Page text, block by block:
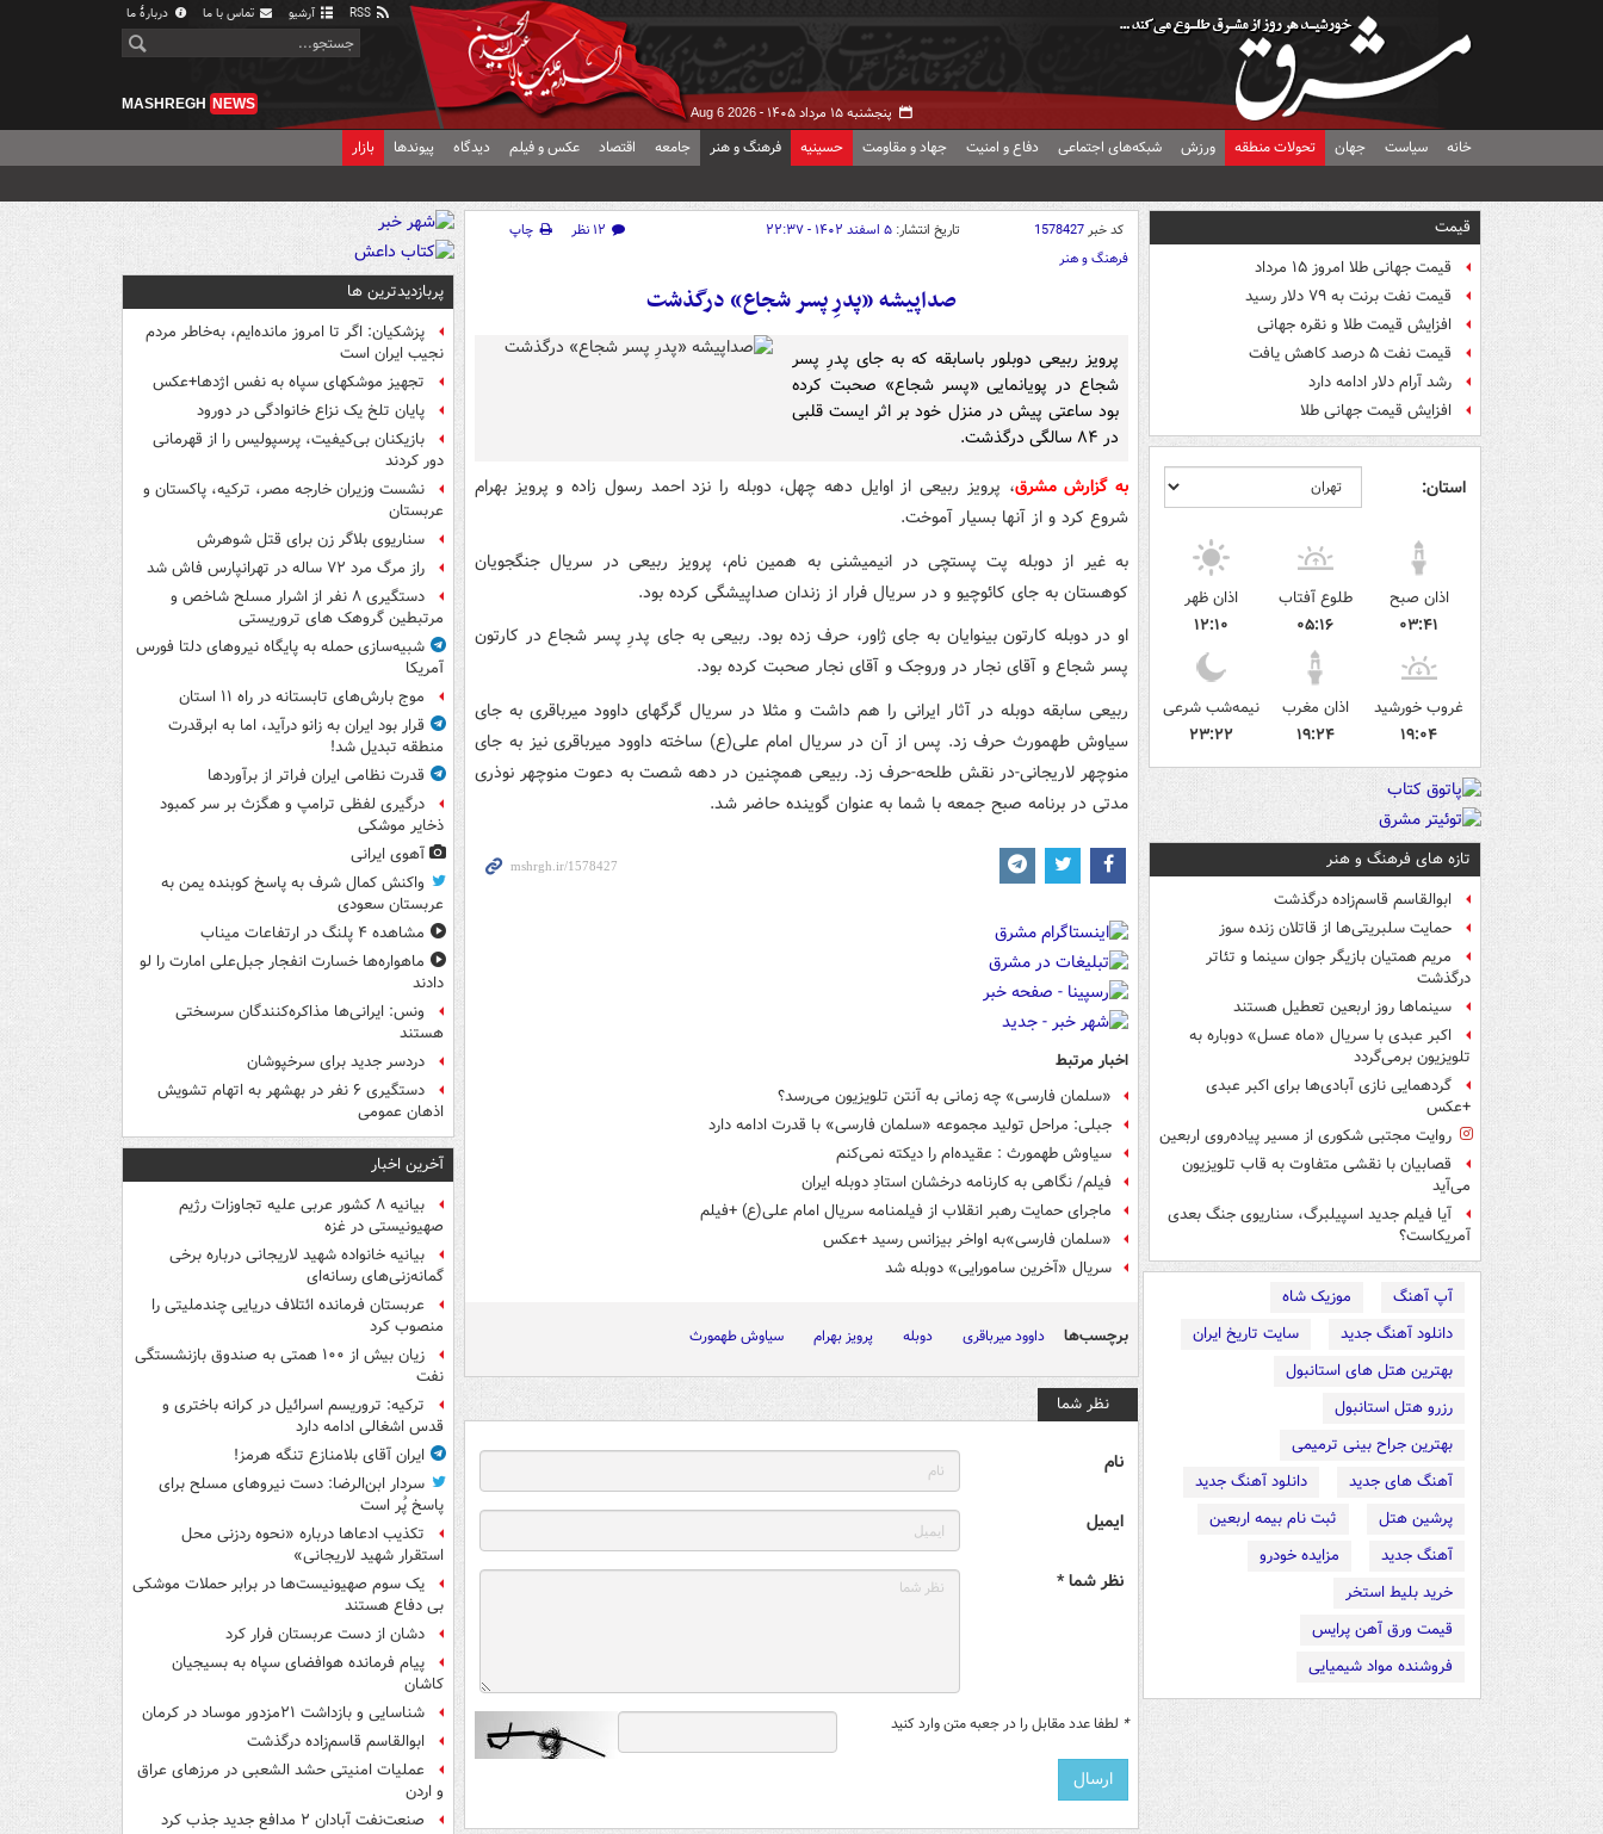
آرشیو تماس با ما دربارهٔ ما
پنجشنبه ۱۵ مرداد ۱۴۰۵ - Aug 6 2026
MASHREGH NEWS
خانه سیاست جهان تحولات منطقه ورزش شبکه‌های اجتماعی دفاع و امنیت جهاد و مقاومت حسینیه فرهنگ و هنر جامعه اقتصاد عکس و فیلم دیدگاه پیوندها بازار
قیمت
قیمت جهانی طلا امروز ۱۵ مرداد
قیمت نفت برنت به ۷۹ دلار رسید
افزایش قیمت طلا و نقره جهانی
قیمت نفت ۵ درصد کاهش یافت
رشد آرام دلار ادامه دارد
افزایش قیمت جهانی طلا
استان:
اذان صبح
۰۳:۴۱
طلوع آفتاب
۰۵:۱۶
اذان ظهر
۱۲:۱۰
غروب خورشید
۱۹:۰۴
اذان مغرب
۱۹:۲۴
نیمه‌شب شرعی
۲۳:۲۲
تازه های فرهنگ و هنر
ابوالقاسم قاسم‌زاده درگذشت
حمایت سلبریتی‌ها از قاتلان زنده سوز
مریم همتیان بازیگر جوان سینما و تئاتر
درگذشت
سینماها روز اربعین تعطیل هستند
اکبر عبدی با سریال «ماه عسل» دوباره به
تلویزیون برمی‌گردد
گردهمایی نازی آبادی‌ها برای اکبر عبدی
+عکس
روایت مجتبی شکوری از مسیر پیاده‌روی اربعین
قصابیان با نقشی متفاوت به قاب تلویزیون
می‌آید
آیا فیلم جدید اسپیلبرگ، سناریوی جنگ بعدی
آمریکاست؟
آپ آهنگ
موزیک شاه
دانلود آهنگ جدید
سایت تاریخ ایران
بهترین هتل های استانبول
رزرو هتل استانبول
بهترین جراح بینی ترمیمی
آهنگ های جدید
دانلود آهنگ جدید
پرشین هتل
ثبت نام بیمه اربعین
آهنگ جدید
مزایده خودرو
خرید بلیط استخر
قیمت ورق آهن پرایس
فروشنده مواد شیمیایی
کد خبر1578427 تاریخ انتشار: ۵ اسفند ۱۴۰۲ - ۲۲:۳۷ ۱۲ نظر
چاپ
فرهنگ و هنر
صداپیشه «پدرِ پسر شجاع» درگذشت
پرویز ربیعی دوبلور باسابقه که به جای پدرِ پسر
شجاع در پویانمایی «پسر شجاع» صحبت کرده
بود ساعتی پیش در منزل خود بر اثر ایست قلبی
در ۸۴ سالگی درگذشت.
به گزارش مشرق، پرویز ربیعی از اوایل دهه چهل، دوبله را نزد احمد رسول زاده و پرویز بهرام
شروع کرد و از آنها بسیار آموخت.
به غیر از دوبله پت پستچی در انیمیشنی به همین نام، پرویز ربیعی در سریال جنگجویان
کوهستان به جای کائوچیو و در سریال فرار از زندان صداپیشگی کرده بود.
او در دوبله کارتون بینوایان به جای ژاور، حرف زده بود. ربیعی به جای پدرِ پسر شجاع در کارتون
پسر شجاع و آقای نجار در وروجک و آقای نجار صحبت کرده بود.
ربیعی سابقه دوبله در آثار ایرانی را هم داشت و مثلا در سریال گرگهای داوود میرباقری به جای
سیاوش طهمورث حرف زد. پس از آن در سریال امام علی(ع) ساخته داوود میرباقری نیز به جای
منوچهر لاریجانی-در نقش طلحه-حرف زد. ربیعی همچنین در دهه شصت به دعوت منوچهر نوذری
مدتی در برنامه صبح جمعه با شما به عنوان گوینده حاضر شد.
اخبار مرتبط
«سلمان فارسی» چه زمانی به آنتن تلویزیون می‌رسد؟
جبلی: مراحل تولید مجموعه «سلمان فارسی» با قدرت ادامه دارد
سیاوش طهمورث : عقیده‌ام را دیکته نمی‌کنم
فیلم/ نگاهی به کارنامه درخشان استادِ دوبله ایران
ماجرای حمایت رهبر انقلاب از فیلمنامه سریال امام علی(ع) +فیلم
«سلمان فارسی»به اواخر بیزانس رسید +عکس
سریال «آخرین سامورایی» دوبله شد
برچسب‌ها داوود میرباقری دوبله پرویز بهرام سیاوش طهمورث
نظر شما
نام
ایمیل
نظر شما *
* لطفا عدد مقابل را در جعبه متن وارد کنید
پربازدیدترین ها
پزشکیان: اگر تا امروز مانده‌ایم، به‌خاطر مردم
نجیب ایران است
تجهیز موشکهای سپاه به نفس اژدها+عکس
پایان تلخ یک نزاع خانوادگی در دورود
بازیکنان بی‌کیفیت، پرسپولیس را از قهرمانی
دور کردند
نشست وزیران خارجه مصر، ترکیه، پاکستان و
عربستان
سناریوی بلاگر زن برای قتل شوهرش
راز مرگ مرد ۷۲ ساله در تهرانپارس فاش شد
دستگیری ۸ نفر از اشرار مسلح شاخص و
مرتبطین گروهک های تروریستی
شبیه‌سازی حمله به پایگاه نیروهای دلتا فورس
آمریکا
موج بارش‌های تابستانه در راه ۱۱ استان
قرار بود ایران به زانو درآید، اما به ابرقدرت
منطقه تبدیل شد!
قدرت نظامی ایران فراتر از برآوردها
درگیری لفظی ترامپ و هگزث بر سر کمبود
ذخایر موشکی
آهوی ایرانی
واکنش کمال شرف به پاسخ کوبنده یمن به
عربستان سعودی
مشاهده ۴ پلنگ در ارتفاعات میناب
ماهواره‌ها خسارت انفجار جبل‌علی امارت را لو
دادند
ونس: ایرانی‌ها مذاکره‌کنندگان سرسختی
هستند
دردسر جدید برای سرخپوشان
دستگیری ۶ نفر در بهشهر به اتهام تشویش
اذهان عمومی
آخرین اخبار
بیانیه ۸ کشور عربی علیه تجاوزات رژیم
صهیونیستی در غزه
بیانیه خانواده شهید لاریجانی درباره برخی
گمانه‌زنی‌های رسانه‌ای
عربستان فرمانده ائتلاف دریایی چندملیتی را
منصوب کرد
زیان بیش از ۱۰۰ همتی به صندوق‌ بازنشستگی
نفت
ترکیه: تروریسم اسرائیل در کرانه باختری و
قدس اشغالی ادامه دارد
ایران آقای بلامنازع تنگه هرمز!
سردار ابن‌الرضا: دست نیروهای مسلح برای
پاسخ پُر است
تکذیب ادعاها درباره «نحوه ردزنی محل
استقرار شهید لاریجانی»
یک‌ سوم صهیونیست‌ها در برابر حملات موشکی
بی دفاع هستند
دشان از دست عربستان فرار کرد
پیام فرمانده هوافضای سپاه به بسیجیان
کاشان
شناسایی و بازداشت ۲۱مزدور موساد در کرمان
ابوالقاسم قاسم‌زاده درگذشت
عملیات امنیتی حشد الشعبی در مرزهای عراق
و اردن
صنعت‌نفت آبادان ۲ مدافع جدید جذب کرد